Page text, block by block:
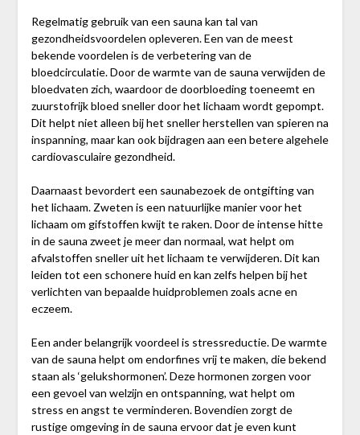
Regelmatig gebruik van een sauna kan tal van
gezondheidsvoordelen opleveren. Een van de meest
bekende voordelen is de verbetering van de
bloedcirculatie. Door de warmte van de sauna verwijden de
bloedvaten zich, waardoor de doorbloeding toeneemt en
zuurstofrijk bloed sneller door het lichaam wordt gepompt.
Dit helpt niet alleen bij het sneller herstellen van spieren na
inspanning, maar kan ook bijdragen aan een betere algehele
cardiovasculaire gezondheid.
Daarnaast bevordert een saunabezoek de ontgifting van
het lichaam. Zweten is een natuurlijke manier voor het
lichaam om gifstoffen kwijt te raken. Door de intense hitte
in de sauna zweet je meer dan normaal, wat helpt om
afvalstoffen sneller uit het lichaam te verwijderen. Dit kan
leiden tot een schonere huid en kan zelfs helpen bij het
verlichten van bepaalde huidproblemen zoals acne en
eczeem.
Een ander belangrijk voordeel is stressreductie. De warmte
van de sauna helpt om endorfines vrij te maken, die bekend
staan als ‘gelukshormonen’. Deze hormonen zorgen voor
een gevoel van welzijn en ontspanning, wat helpt om
stress en angst te verminderen. Bovendien zorgt de
rustige omgeving in de sauna ervoor dat je even kunt